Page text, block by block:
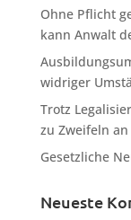
Ohne Pflicht
kann Anwalt
widriger
Trotz
zu Zweifeln
Gesetzliche
Neueste